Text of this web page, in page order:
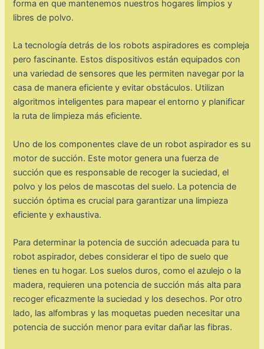
forma en que mantenemos nuestros hogares limpios y
libres de polvo.
La tecnología detrás de los robots aspiradores es compleja
pero fascinante. Estos dispositivos están equipados con
una variedad de sensores que les permiten navegar por la
casa de manera eficiente y evitar obstáculos. Utilizan
algoritmos inteligentes para mapear el entorno y planificar
la ruta de limpieza más eficiente.
Uno de los componentes clave de un robot aspirador es su
motor de succión. Este motor genera una fuerza de
succión que es responsable de recoger la suciedad, el
polvo y los pelos de mascotas del suelo. La potencia de
succión óptima es crucial para garantizar una limpieza
eficiente y exhaustiva.
Para determinar la potencia de succión adecuada para tu
robot aspirador, debes considerar el tipo de suelo que
tienes en tu hogar. Los suelos duros, como el azulejo o la
madera, requieren una potencia de succión más alta para
recoger eficazmente la suciedad y los desechos. Por otro
lado, las alfombras y las moquetas pueden necesitar una
potencia de succión menor para evitar dañar las fibras.